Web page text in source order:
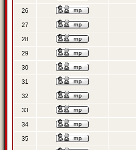
26
27
28
29
30
31
32
33
34
35